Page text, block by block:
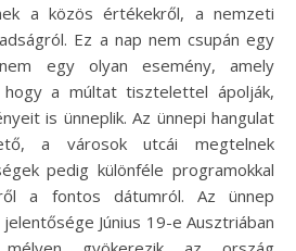
a közös értékekről, a nemzeti
Ez a nap nem csupán egy
egy olyan esemény, amely
a múltat tisztelettel ápolják,
is ünneplik. Az ünnepi hangulat
a városok utcái megtelnek
pedig különféle programokkal
a fontos dátumról. Az ünnep
Június 19-e Ausztriában